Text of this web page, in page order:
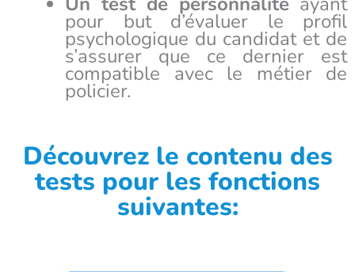
pour but d’évaluer le profil
psychologique du candidat et de
s’assurer que ce dernier est
compatible avec le métier de
policier.
Découvrez le contenu des
tests pour les fonctions
suivantes: